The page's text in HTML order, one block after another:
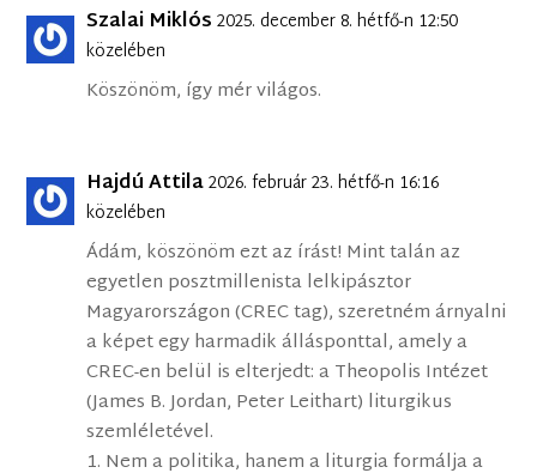
Szalai Miklós 2025. december 8. hétfő-n 12:50
közelében
Köszönöm, így mér világos.
Hajdú Attila2026. február 23. hétfő-n 16:16
közelében
Ádám, köszönöm ezt az írást! Mint talán az
egyetlen posztmillenista lelkipásztor
Magyarországon (CREC tag), szeretném árnyalni
a képet egy harmadik állásponttal, amely a
CREC-en belül is elterjedt: a Theopolis Intézet
(James B. Jordan, Peter Leithart) liturgikus
szemléletével.
1. Nem a politika, hanem a liturgia formálja a